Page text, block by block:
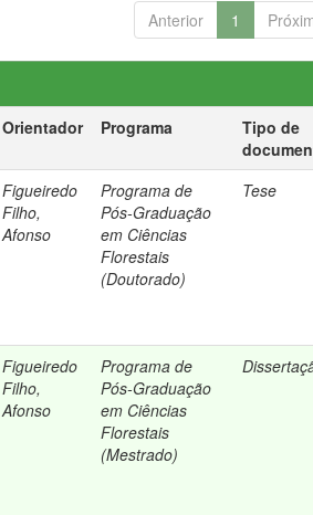
Anterior 1
Orientador Programa
Tipo de
Figueiredo
Filho,
Afonso
Programa de
Pós-Graduação
em Ciências
Florestais
(Doutorado)
Tese
Figueiredo
Filho,
Afonso
Programa de
Pós-Graduação
em Ciências
Florestais
(Mestrado)